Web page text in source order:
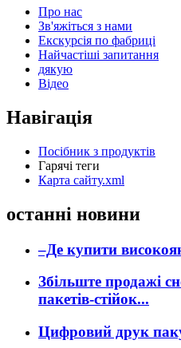
Про нас
Зв'яжіться з нами
Екскурсія по фабриці
Найчастіші запитання
дякую
Відео
Навігація
Посібник з продуктів
Гарячі теги
Карта сайту.xml
останні новини
–Де купити
Збільште продажі
пакетів-стійок...
Цифровий друк